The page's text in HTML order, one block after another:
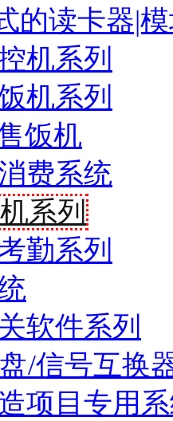
的读卡器|
机系列
机系列
饭机
费系统
系列
勤系列
软件系列
/信号互换
项目专用